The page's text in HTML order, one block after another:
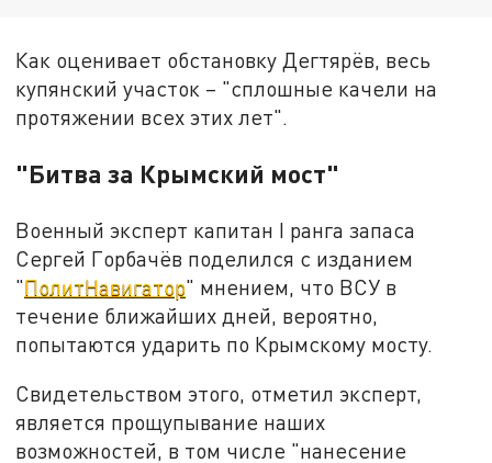
Как оценивает обстановку Дегтярёв, весь
купянский участок – "сплошные качели на
протяжении всех этих лет".
"Битва за Крымский мост"
Военный эксперт капитан I ранга запаса
Сергей Горбачёв поделился с изданием
"ПолитНавигатор" мнением, что ВСУ в
течение ближайших дней, вероятно,
попытаются ударить по Крымскому мосту.
Свидетельством этого, отметил эксперт,
является прощупывание наших
возможностей, в том числе "нанесение